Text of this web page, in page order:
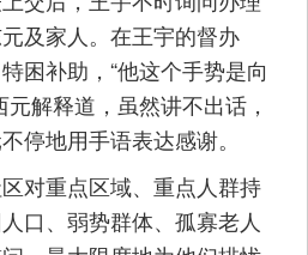
及家人。在王宇的督办
困补助，“他这个手势是向
解释道，虽然讲不出话，
停地用手语表达感谢。
重点区域、重点人群持
口、弱势群体、孤寡老人